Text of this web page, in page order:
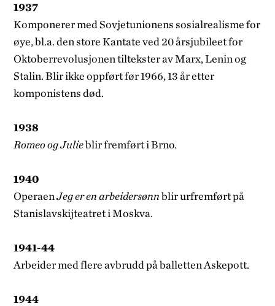
1937
Komponerer med Sovjetunionens sosial­realisme for
øye, bl.a. den store Kantate ved 20 års­jubileet for
Oktoberrevolusjonen tiltekster av Marx, Lenin og
Stalin. Blir ikke oppført før 1966, 13 år etter
komponist­ens død.
1938
Romeo og Julieblir fremført i Brno.
1940
OperaenJeg er en arbeidersønnblir urfrem­ført på
Stanislavskijteatret i Moskva.
1941-44
Arbeider med flere avbrudd på balletten Askepott.
1944